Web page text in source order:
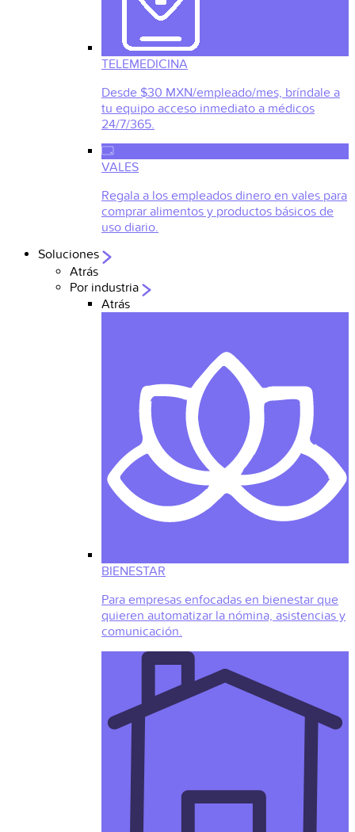
TELEMEDICINA
Desde $30 MXN/empleado/mes, bríndale a
tu equipo acceso inmediato a médicos
24/7/365.
VALES
Regala a los empleados dinero en vales para
comprar alimentos y productos básicos de
uso diario.
Soluciones
Atrás
Por industria
Atrás
BIENESTAR
Para empresas enfocadas en bienestar que
quieren automatizar la nómina, asistencias y
comunicación.